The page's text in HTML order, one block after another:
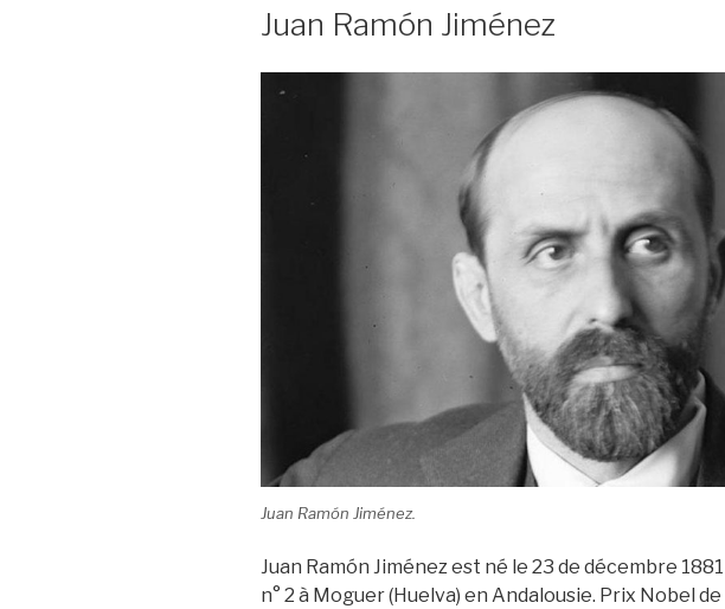
Juan Ramón Jiménez
Juan Ramón Jiménez.
Juan Ramón Jiménez est né le 23 de décembre
n° 2 à Moguer (Huelva) en Andalousie. Prix Nobel